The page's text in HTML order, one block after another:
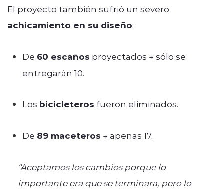
El proyecto también sufrió un severo
achicamiento en su diseño:
De 60 escaños proyectados → sólo se
entregarán 10.
Los bicicleteros fueron eliminados.
De 89 maceteros → apenas 17.
“Aceptamos los cambios porque lo
importante era que se terminara, pero lo